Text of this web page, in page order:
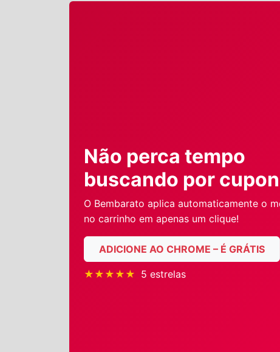
Não perca tempo
buscando por
O Bembarato aplica automaticamente o
no carrinho em apenas um clique!
ADICIONE AO CHROME – É GRÁTIS
★★★★★ 5 estrelas